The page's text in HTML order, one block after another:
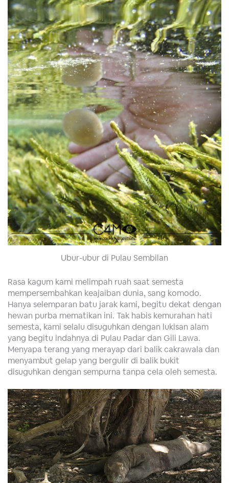
Ubur-ubur di Pulau Sembilan
Rasa kagum kami melimpah ruah saat semesta
mempersembahkan keajaiban dunia, sang komodo.
Hanya selemparan batu jarak kami, begitu dekat dengan
hewan purba mematikan ini. Tak habis kemurahan hati
semesta, kami selalu disuguhkan dengan lukisan alam
yang begitu indahnya di Pulau Padar dan Gili Lawa.
Menyapa terang yang merayap dari balik cakrawala dan
menyambut gelap yang bergulir di balik bukit
disuguhkan dengan sempurna tanpa cela oleh semesta.